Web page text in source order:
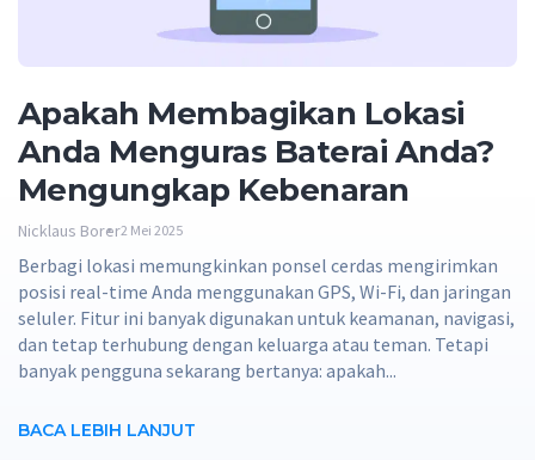
Apakah Membagikan Lokasi
Anda Menguras Baterai Anda?
Mengungkap Kebenaran
Nicklaus Borer2 Mei 2025
Berbagi lokasi memungkinkan ponsel cerdas mengirimkan
posisi real-time Anda menggunakan GPS, Wi-Fi, dan jaringan
seluler. Fitur ini banyak digunakan untuk keamanan, navigasi,
dan tetap terhubung dengan keluarga atau teman. Tetapi
banyak pengguna sekarang bertanya: apakah...
BACA LEBIH LANJUT